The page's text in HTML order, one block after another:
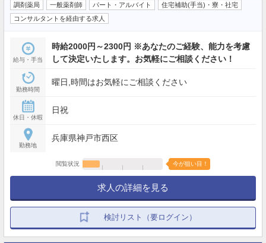
調剤薬局 一般薬剤師 パート・アルバイト
住宅補助(手当)・寮・社宅
コンサルタントを経由する求人
給与・手当
時給2000円～2300円 ※あなたのご経験、能力を考慮
して決定いたします。お気軽にご相談ください！
勤務時間
曜日,時間はお気軽にご相談ください
休日・休暇
日祝
勤務地
兵庫県神戸市西区
閲覧状況 今が狙い目！
求人の詳細を見る
検討リスト（要ログイン）